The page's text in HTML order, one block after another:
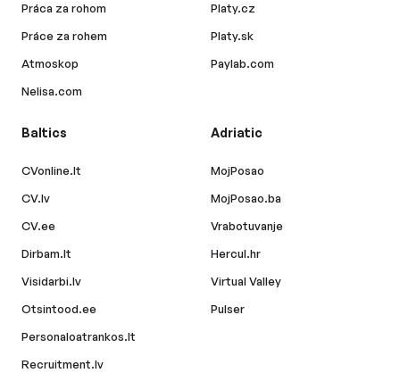
Práca za rohom
Práce za rohem
Atmoskop
Nelisa.com
Platy.cz
Platy.sk
Paylab.com
Baltics
CVonline.lt
CV.lv
CV.ee
Dirbam.lt
Visidarbi.lv
Otsintood.ee
Personaloatrankos.lt
Recruitment.lv
Adriatic
MojPosao
MojPosao.ba
Vrabotuvanje
Hercul.hr
Virtual Valley
Pulser